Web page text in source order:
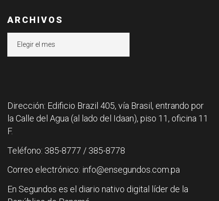
ARCHIVOS
Dirección: Edificio Brazil 405, vía Brasil, entrando por
la Calle del Agua (al lado del Idaan), piso 11, oficina 11
F.
Teléfono: 385-8777 / 385-8778
Correo electrónico: info@ensegundos.com.pa
En Segundos es el diario nativo digital líder de la